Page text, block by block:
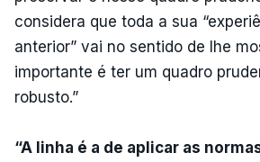
considera que toda a sua
anterior” vai no sentido de lhe
importante é ter um quadro
robusto.”
“A linha é a de aplicar as